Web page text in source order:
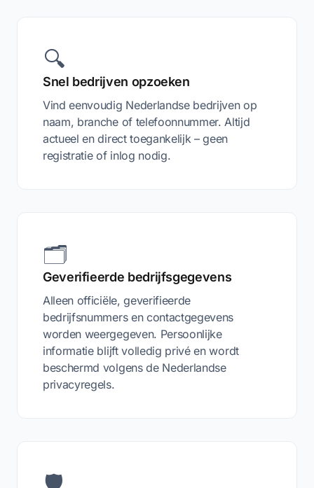
🔍
Snel bedrijven opzoeken
Vind eenvoudig Nederlandse bedrijven op
naam, branche of telefoonnummer. Altijd
actueel en direct toegankelijk – geen
registratie of inlog nodig.
🗂️
Geverifieerde bedrijfsgegevens
Alleen officiële, geverifieerde
bedrijfsnummers en contactgegevens
worden weergegeven. Persoonlijke
informatie blijft volledig privé en wordt
beschermd volgens de Nederlandse
privacyregels.